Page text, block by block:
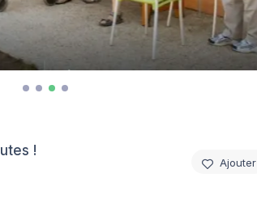
!
Ajouter